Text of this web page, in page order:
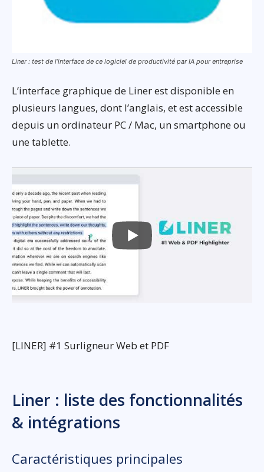
Liner : test de l’interface de ce logiciel de productivité par IA pour entreprise
L’interface graphique de Liner est disponible en
plusieurs langues, dont l’anglais, et est accessible
depuis un ordinateur PC / Mac, un smartphone ou
une tablette.
[LINER] #1 Surligneur Web et PDF
Liner : liste des fonctionnalités
& intégrations
Caractéristiques principales